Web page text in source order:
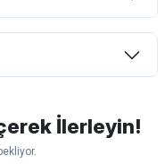
İlerleyin!